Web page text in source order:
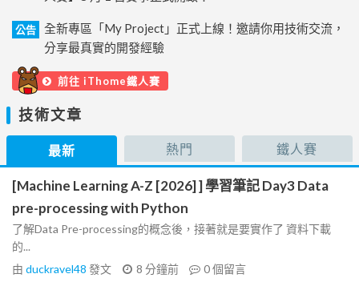
公告
全新專區「My Project」正式上線！邀請你用技術交流，
分享最真實的開發經驗
前往 iThome鐵人賽
技術文章
最新 熱門 鐵人賽
[Machine Learning A-Z [2026] ] 學習筆記 Day3 Data
pre-processing with Python
了解Data Pre-processing的概念後，接著就是要實作了 資料下載
的...
由 duckravel48 發文 8 分鐘前 0個留言